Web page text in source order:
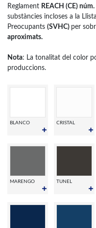
Reglament REACH (CE)
substàncies incloses a la
Preocupants (SVHC) per
aproximats.
Nota: La tonalitat del color
produccions.
BLANCO CRISTAL
MARENGO TUNEL